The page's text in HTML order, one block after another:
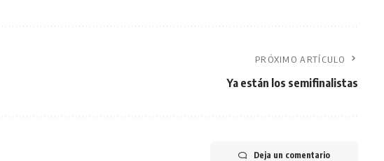
PRÓXIMO ARTÍCULO
Ya están los semifinalistas
Deja un comentario